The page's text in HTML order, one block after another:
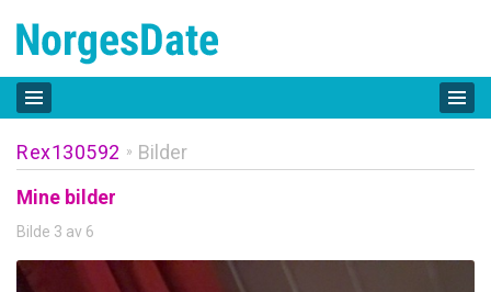
Rex130592 » Bilder
Mine bilder
Bilde 3 av 6